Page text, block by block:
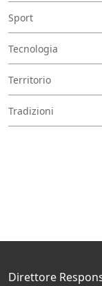
Sport
Tecnologia
Territorio
Tradizioni
Direttore